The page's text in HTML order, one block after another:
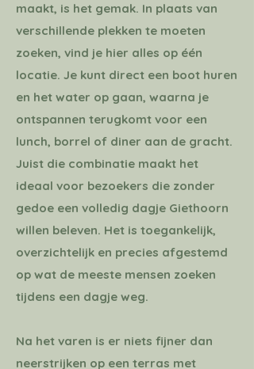
maakt, is het gemak. In plaats van
verschillende plekken te moeten
zoeken, vind je hier alles op één
locatie. Je kunt direct een boot huren
en het water op gaan, waarna je
ontspannen terugkomt voor een
lunch, borrel of diner aan de gracht.
Juist die combinatie maakt het
ideaal voor bezoekers die zonder
gedoe een volledig dagje Giethoorn
willen beleven. Het is toegankelijk,
overzichtelijk en precies afgestemd
op wat de meeste mensen zoeken
tijdens een dagje weg.
Na het varen is er niets fijner dan
neerstrijken op een terras met